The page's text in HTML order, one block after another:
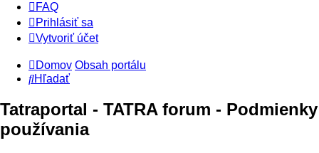
FAQ
Prihlásiť sa
Vytvoriť účet
Domov Obsah portálu
Hľadať
Tatraportal - TATRA forum - Podmienky
používania